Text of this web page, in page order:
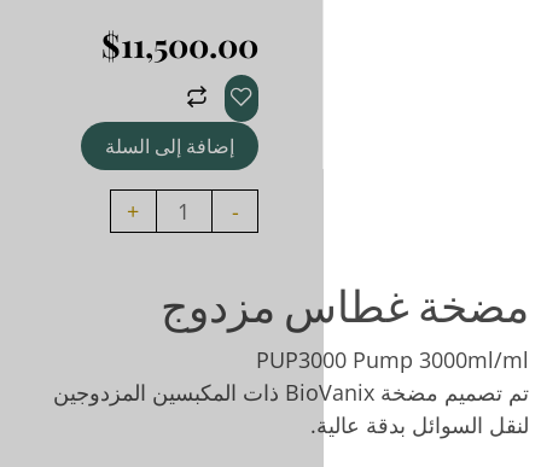
مزدوج
تم تصميم مضخة BioVanix ذات المكبسين المزدوجين